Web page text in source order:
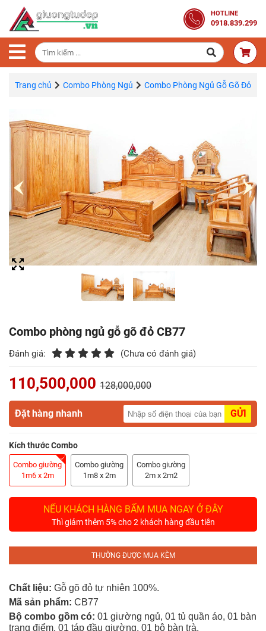
HOTLINE
0918.839.299
Trang
Chủ
Combo
Phòng
Ngủ
Gỗ
Tủ
Áo
Gỗ
Tự
Nhiên
Bàn
Trang
Bàn
Tivi
Gỗ
Salon
Gỗ
Rượu
Kệ
Thờ
Trang chủ Combo Phòng Ngủ Combo Phòng Ngủ Gỗ Gõ Đỏ
Combo phòng ngủ gỗ gõ đỏ CB77
Đánh giá: (Chưa có đánh giá)
110,500,000 128,000,000
Đặt hàng nhanh GỬI
Kích thước Combo
Combo giường
1m6 x 2m
Combo giường
1m8 x 2m
Combo giường
2m x 2m2
NẾU KHÁCH HÀNG BẤM MUA NGAY Ở ĐÂY
Thì giảm thêm 5% cho 2 khách hàng đầu tiên
THƯỜNG ĐƯỢC MUA KÈM
Chất liệu: Gỗ gõ đỏ tự nhiên 100%.
Mã sản phẩm: CB77
Bộ combo gồm có: 01 giường ngủ, 01 tủ quần áo, 01 bàn
trang điểm, 01 táp đầu giường, 01 bộ bàn trà.